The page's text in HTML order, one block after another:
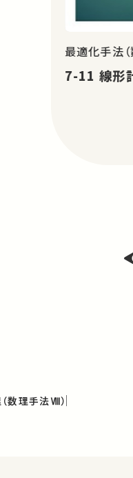
最適化手法
7-11 線形
数理手法Ⅷ）